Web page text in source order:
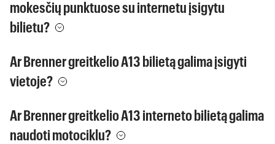
mokesčių punktuose su internetu įsigytu
bilietu?
Ar Brenner greitkelio A13 bilietą galima įsigyti
vietoje?
Ar Brenner greitkelio A13 interneto bilietą galima
naudoti motociklu?